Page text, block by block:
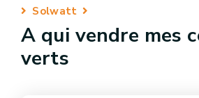
Solwatt
A qui vendre mes
verts